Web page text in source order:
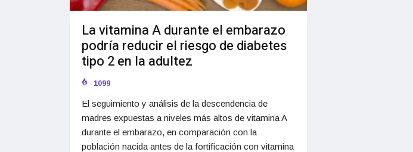
La vitamina A durante el embarazo
podría reducir el riesgo de diabetes
tipo 2 en la adultez
1099
El seguimiento y análisis de la descendencia de
madres expuestas a niveles más altos de vitamina A
durante el embarazo, en comparación con la
población nacida antes de la fortificación con vitamina